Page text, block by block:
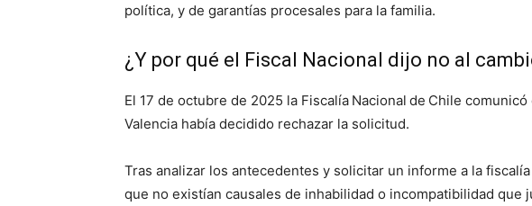
política, y de garantías procesales para la familia.
¿Y por qué el Fiscal Nacional dijo no al
El 17 de octubre de 2025 la Fiscalía Nacional de Chile
Valencia había decidido rechazar la solicitud.
Tras analizar los antecedentes y solicitar un informe a la
que no existían causales de inhabilidad o incompatibilidad que